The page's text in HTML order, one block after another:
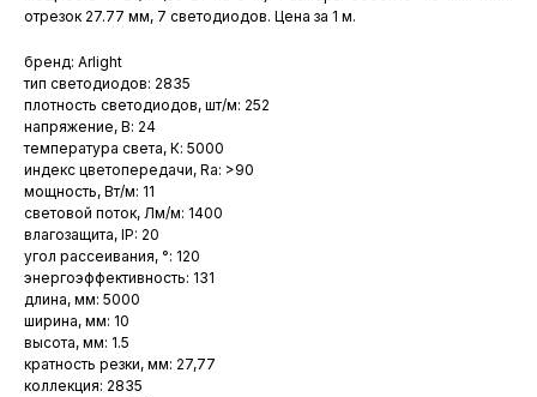
отрезок 27.77 мм, 7 светодиодов. Цена за 1 м.
бренд: Arlight
тип светодиодов: 2835
плотность светодиодов, шт/м: 252
напряжение, В: 24
температура света, К: 5000
индекс цветопередачи, Ra: >90
мощность, Вт/м: 11
световой поток, Лм/м: 1400
влагозащита, IP: 20
угол рассеивания, °: 120
энергоэффективность: 131
длина, мм: 5000
ширина, мм: 10
высота, мм: 1.5
кратность резки, мм: 27,77
коллекция: 2835